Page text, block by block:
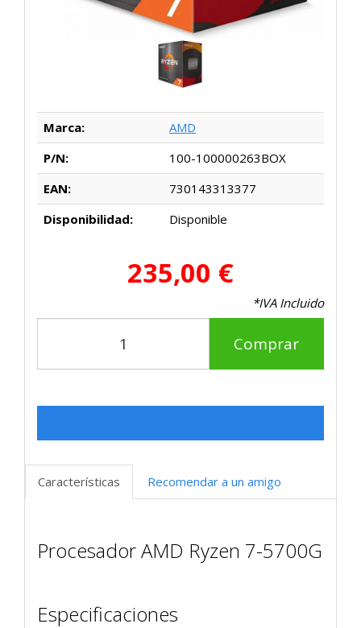
Marca:
AMD
P/N:
100-100000263BOX
EAN:
730143313377
Disponibilidad:
Disponible
235,00 €
*IVA Incluido
Comprar
Características Recomendar a un amigo
Procesador AMD Ryzen 7-5700G
Especificaciones